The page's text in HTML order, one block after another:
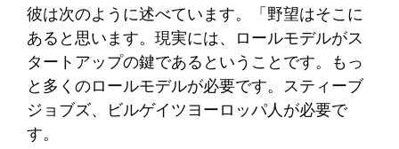
彼は次のように述べています。「野望はそこに
あると思います。現実には、ロールモデルがス
タートアップの鍵であるということです。もっ
と多くのロールモデルが必要です。スティーブ
ジョブズ、ビルゲイツヨーロッパ人が必要で
す。